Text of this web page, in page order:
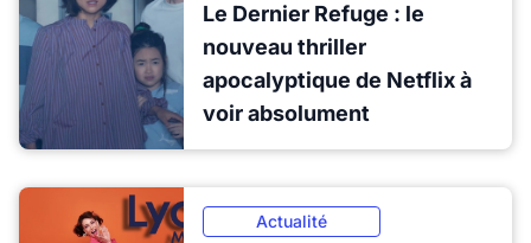
Le Dernier Refuge : le
nouveau thriller
apocalyptique de Netflix à
voir absolument
Actualité